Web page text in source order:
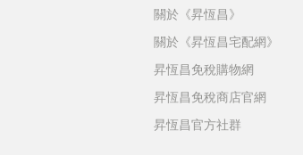
關於《昇恆昌》
關於《昇恆昌宅配網》
昇恆昌免稅購物網
昇恆昌免稅商店官網
昇恆昌官方社群